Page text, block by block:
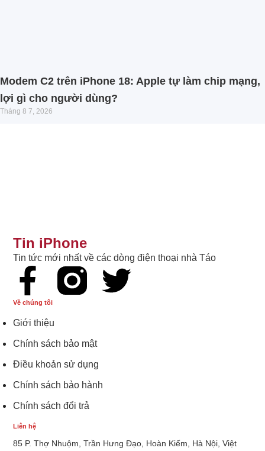
Modem C2 trên iPhone 18: Apple tự làm chip mạng,
lợi gì cho người dùng?
Tháng 8 7, 2026
Tin iPhone
Tin tức mới nhất về các dòng điện thoại nhà Táo
Liên hệ
85 P. Thợ Nhuộm, Trần Hưng Đạo, Hoàn Kiếm, Hà Nội, Việt
Về chúng tôi
Giới thiệu
Chính sách bảo mật
Điều khoản sử dụng
Chính sách bảo hành
Chính sách đổi trả